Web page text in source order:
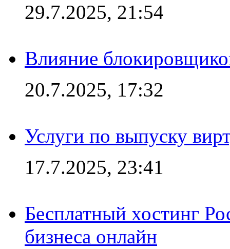
29.7.2025, 21:54
Влияние
20.7.2025, 17:32
Услуги по выпуску
17.7.2025, 23:41
Бесплатный хостинг
бизнеса онлайн